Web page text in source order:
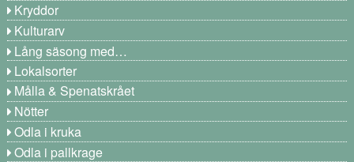
Kryddor
Kulturarv
Lång säsong med…
Lokalsorter
Målla & Spenatskrået
Nötter
Odla i kruka
Odla i pallkrage